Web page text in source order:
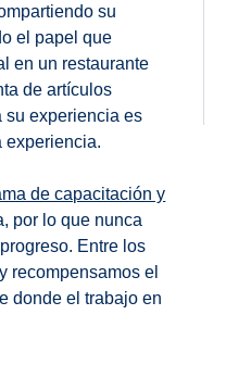
su
el papel que
en un restaurante
de artículos
su experiencia es
experiencia.
de capacitación y
por lo que nunca
Entre los
recompensamos el
donde el trabajo en